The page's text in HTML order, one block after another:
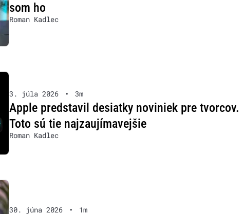
som ho
Roman Kadlec
3. júla 2026 • 3m
Apple predstavil desiatky noviniek pre tvorcov.
Toto sú tie najzaujímavejšie
Roman Kadlec
30. júna 2026 • 1m